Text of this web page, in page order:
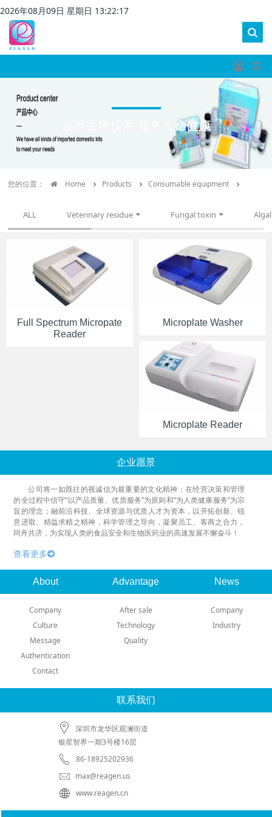
2026年08月09日 星期日 13:22:17
发展生物技术 服务生命健康
您的位置： Home Products Consumable equipment
ALL Veterinary residue Fungal toxin
Full Spectrum Micropate
Reader
Microplate Washer
Microplate Reader
企业愿景
公司将一如既往的视诚信为最重要的文化精神；在经营决策和管理
的全过程中信守“以产品质量、优质服务”为原则和“为人类健康服务”为宗
旨的理念；融前沿科技、全球资源与优质人才为资本，以开拓创新、锐
意进取、精益求精之精神，科学管理之导向，凝聚员工、客商之合力，
同舟共济，为实现人类的食品安全和生物医药业的高速发展不懈奋斗！
查看更多
About
Company
Culture
Message
Authentication
Contact
Advantage
After sale
Technology
Quality
News
Company
Industry
联系我们
深圳市龙华区观澜街道
银星智界一期3号楼16层
86-18925202936
max@reagen.us
www.reagen.cn